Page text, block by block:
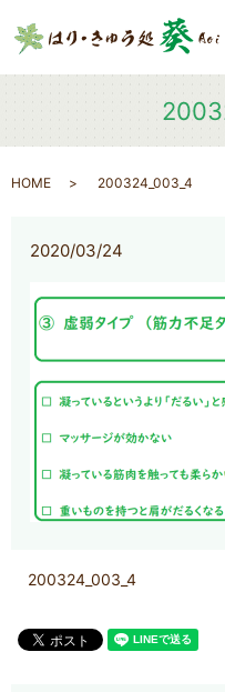
HOME 200324_003_4
2020/03/24
200324_003_4